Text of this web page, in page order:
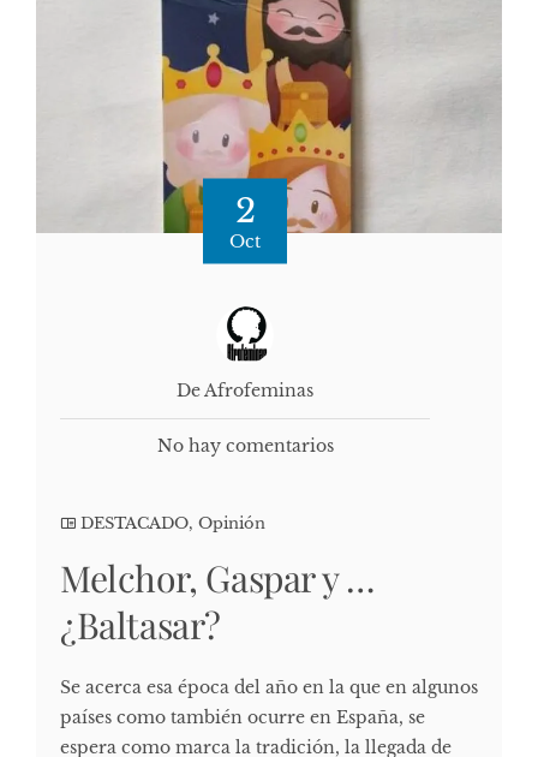
2
Oct
De Afrofeminas
No hay comentarios
DESTACADO, Opinión
Melchor, Gaspar y …
¿Baltasar?
Se acerca esa época del año en la que en algunos
países como también ocurre en España, se
espera como marca la tradición, la llegada de